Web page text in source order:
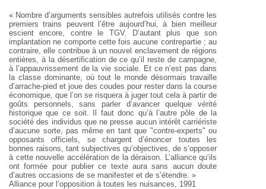
« Nombre d’arguments sensibles autrefois utilisés contre les
premiers trains peuvent l’être aujourd’hui, à bien meilleur
escient encore, contre le TGV. D’autant plus que son
implantation ne comporte cette fois aucune contrepartie ; au
contraire, elle contribue à un nouvel enclavement de régions
entières, à la désertification de ce qu’il reste de campagne,
à l’appauvrissement de la vie sociale. Et ce n’est pas dans
la classe dominante, où tout le monde désormais travaille
d’arrache-pied et joue des coudes pour rester dans la course
économique, que l’on se risquera à juger tout cela à partir de
goûts personnels, sans parler d’avancer quelque vérité
historique que ce soit. Il faut donc qu’à l’autre pôle de la
société des individus que ne presse aucun intérêt carriériste
d’aucune sorte, pas même en tant que "contre-experts" ou
opposants officiels, se chargent d’énoncer toutes les
bonnes raisons, tant subjectives qu’objectives, de s’opposer
à cette nouvelle accélération de la déraison. L’alliance qu’ils
ont formée pour publier ce texte aura sans aucun doute
d’autres occasions de se manifester et de s’étendre. »
Alliance pour l’opposition à toutes les nuisances, 1991